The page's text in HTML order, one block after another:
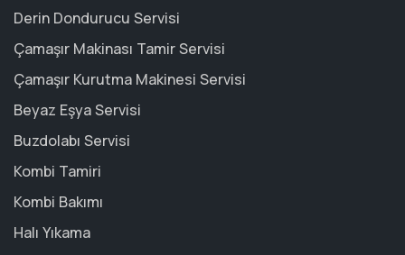
Derin Dondurucu Servisi
Çamaşır Makinası Tamir Servisi
Çamaşır Kurutma Makinesi Servisi
Beyaz Eşya Servisi
Buzdolabı Servisi
Kombi Tamiri
Kombi Bakımı
Halı Yıkama